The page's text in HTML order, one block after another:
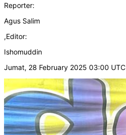
Reporter:
Agus Salim
,Editor:
Ishomuddin
Jumat, 28 February 2025 03:00 UTC